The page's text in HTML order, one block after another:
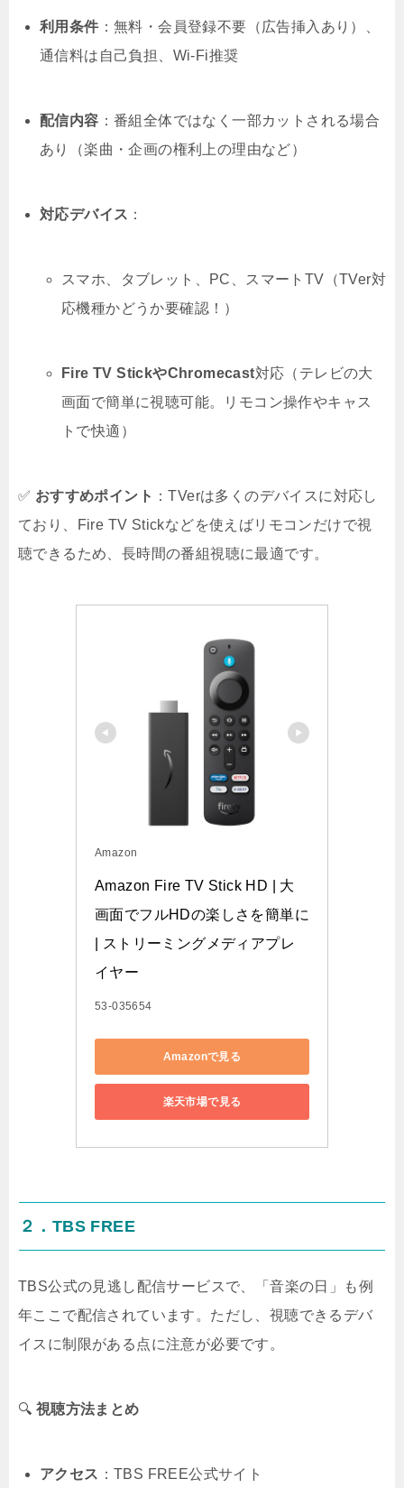
利用条件 ：無料・会員登録不要（広告挿入あり）、
通信料は自己負担、Wi-Fi推奨
配信内容 ：番組全体ではなく一部カットされる場合
あり（楽曲・企画の権利上の理由など）
対応デバイス ：
スマホ、タブレット、PC、スマートTV（TVer対
応機種かどうか要確認！）
Fire TV StickやChromecast対応（テレビの大
画面で簡単に視聴可能。リモコン操作やキャス
トで快適）
✅ おすすめポイント ：TVerは多くのデバイスに対応し
ており、Fire TV Stickなどを使えばリモコンだけで視
聴できるため、長時間の番組視聴に最適です。
Amazon
Amazon Fire TV Stick HD | 大
画面でフルHDの楽しさを簡単に
| ストリーミングメディアプレ
イヤー
53-035654
Amazonで見る
楽天市場で見る
２．TBS FREE
TBS公式の見逃し配信サービスで、「音楽の日」も例
年ここで配信されています。ただし、視聴できるデバ
イスに制限がある点に注意が必要です。
🔍 視聴方法まとめ
アクセス ：TBS FREE公式サイト